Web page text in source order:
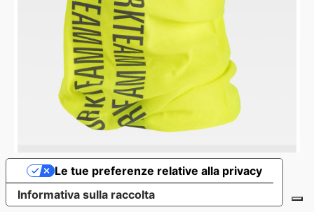
SCALDACOLLO
Informativa sulla raccolta
Le tue preferenze relative alla privacy